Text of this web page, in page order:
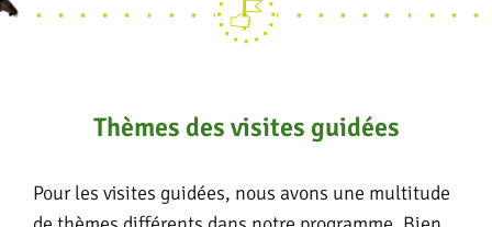
Thèmes des visites guidées
Pour les visites guidées, nous avons une multitude